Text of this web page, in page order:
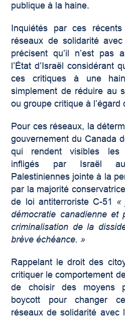
publique à la haine.
Inquiétés par ces
réseaux de solidarité
précisent qu’il n’est pas
l’État d’Israël considérant
ces critiques à une
simplement de réduire au
ou groupe critique à l’égard
Pour ces réseaux, la
gouvernement du Canada
qui rendent visibles les
infligés par Israël
Palestiniennes jointe à la
par la majorité
de loi antiterroriste C-51
démocratie canadienne et
criminalisation de la
brève échéance. »
Rappelant le droit des
critiquer le comportement
de choisir des moyens
boycott pour changer
réseaux de solidarité avec